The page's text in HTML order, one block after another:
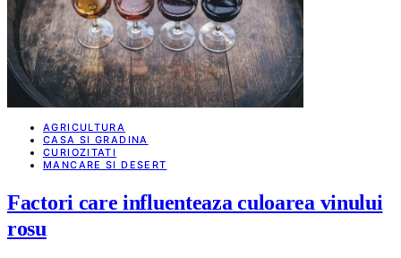
AGRICULTURA
CASA SI GRADINA
CURIOZITATI
MANCARE SI DESERT
Factori care influenteaza culoarea vinului
rosu